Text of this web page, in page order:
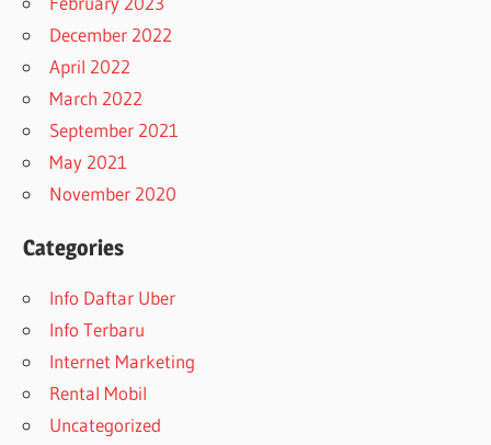
December 2022
April 2022
March 2022
September 2021
May 2021
November 2020
Categories
Info Daftar Uber
Info Terbaru
Internet Marketing
Rental Mobil
Uncategorized